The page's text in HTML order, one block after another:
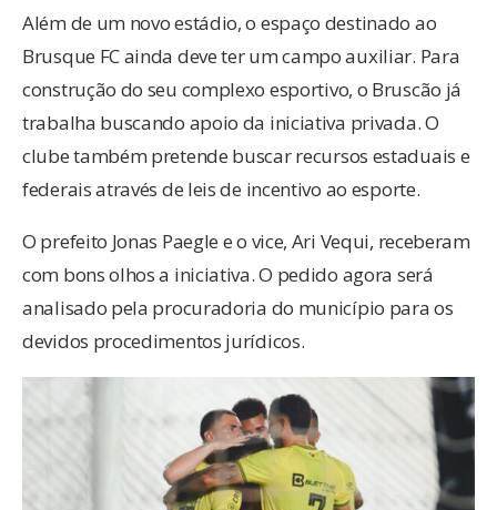
Além de um novo estádio, o espaço destinado ao
Brusque FC ainda deve ter um campo auxiliar. Para
construção do seu complexo esportivo, o Bruscão já
trabalha buscando apoio da iniciativa privada. O
clube também pretende buscar recursos estaduais e
federais através de leis de incentivo ao esporte.
O prefeito Jonas Paegle e o vice, Ari Vequi, receberam
com bons olhos a iniciativa. O pedido agora será
analisado pela procuradoria do município para os
devidos procedimentos jurídicos.